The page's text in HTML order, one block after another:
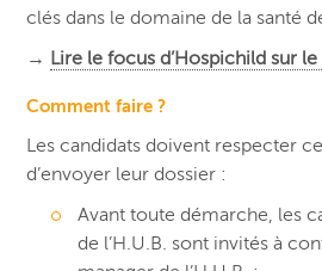
clés dans le domaine de la santé
→ Lire le focus d’Hospichild sur le
Comment faire ?
Les candidats doivent respecter
d’envoyer leur dossier :
Avant toute démarche, les
de l’H.U.B. sont invités à